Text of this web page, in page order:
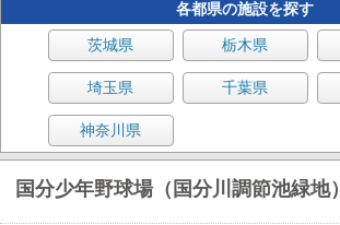
各都県の施設を探す
茨城県 栃木県
埼玉県 千葉県
神奈川県
国分少年野球場（国分川調節池緑地）